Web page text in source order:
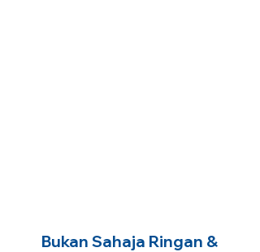
Bukan Sahaja Ringan &